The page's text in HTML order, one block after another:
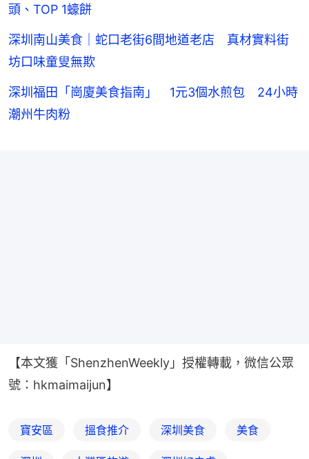
頭、TOP 1蠔餅
深圳南山美食｜蛇口老街6間地道老店 真材實料街
坊口味童叟無欺
深圳福田「崗廈美食指南」 1元3個水煎包 24小時
潮州牛肉粉
【本文獲「ShenzhenWeekly」授權轉載，微信公眾
號：hkmaimaijun】
寶安區 搵食推介 深圳美食 美食